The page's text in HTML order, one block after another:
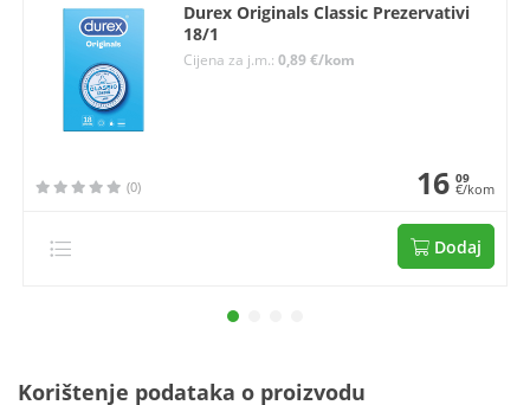
Durex Originals Classic Prezervativi
18/1
Cijena za j.m.: 0,89 €/kom
(0) 16 09
€/kom
Dodaj
Korištenje podataka o proizvodu